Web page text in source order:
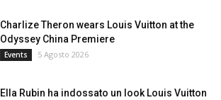
Charlize Theron wears Louis Vuitton at the
Odyssey China Premiere
Events 5 Agosto 2026
Ella Rubin ha indossato un look Louis Vuitton